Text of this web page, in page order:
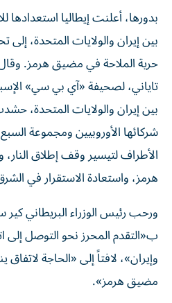
بدورها، أعلنت إيطاليا استعدادها
بين إيران والولايات المتحدة،
حرية الملاحة في مضيق هرمز. وقال
تاياني، لصحيفة «آي بي سي»
بين إيران والولايات المتحدة،
شركائها الأوروبيين ومجموعة
الأطراف لتيسير وقف إطلاق
هرمز، واستعادة الاستقرار في
ورحب رئيس الوزراء البريطاني
ب«التقدم المحرز نحو التوصل إلى
وإيران»، لافتاً إلى «الحاجة
مضيق هرمز».